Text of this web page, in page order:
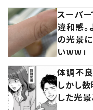
スーパー
違和感。
の光景に
いww」
体調不
しかし
した光